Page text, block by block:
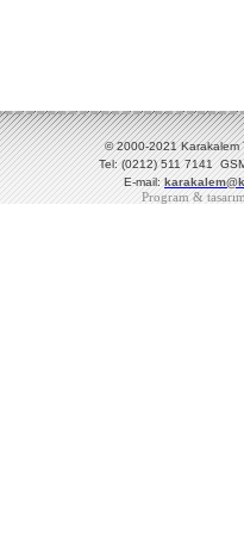
© 2000-2021 Karakalem
Tel: (0212) 511 7141
E-mail:
Program &